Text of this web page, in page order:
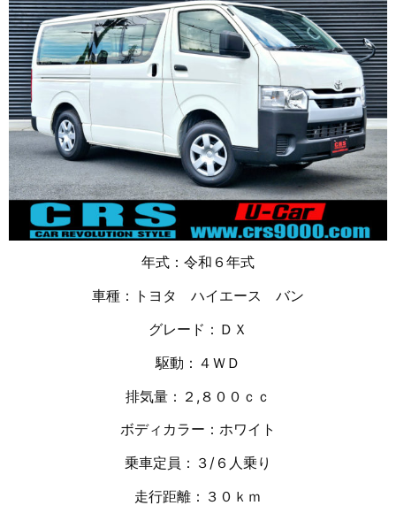
年式：令和６年式
車種：トヨタ ハイエース バン
グレード：ＤＸ
駆動：４ＷＤ
排気量：２,８００ｃｃ
ボディカラー：ホワイト
乗車定員：３/６人乗り
走行距離：３０ｋｍ